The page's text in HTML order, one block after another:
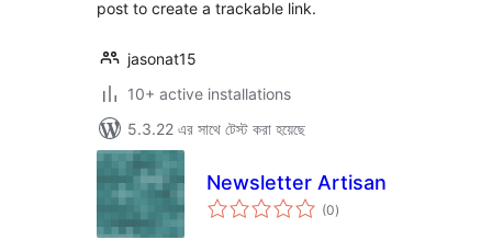
post to create a trackable link.
jasonat15
10+ active installations
5.3.22 এর সাথে টেস্ট করা হয়েছে
Newsletter Artisan
(0total
ratings
)